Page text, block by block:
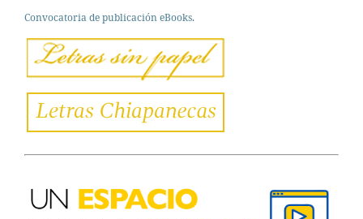
Convocatoria de publicación eBooks.